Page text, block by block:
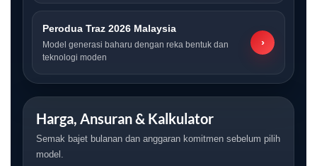
Perodua Traz 2026 Malaysia
Model generasi baharu dengan reka bentuk dan
teknologi moden
›
Harga, Ansuran & Kalkulator
Semak bajet bulanan dan anggaran komitmen sebelum pilih
model.